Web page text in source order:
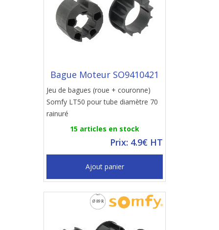
Bague Moteur SO9410421
Jeu de bagues (roue + couronne)
Somfy LT50 pour tube diamètre 70
rainuré
15 articles en stock
Prix: 4.9€ HT
Ajout panier